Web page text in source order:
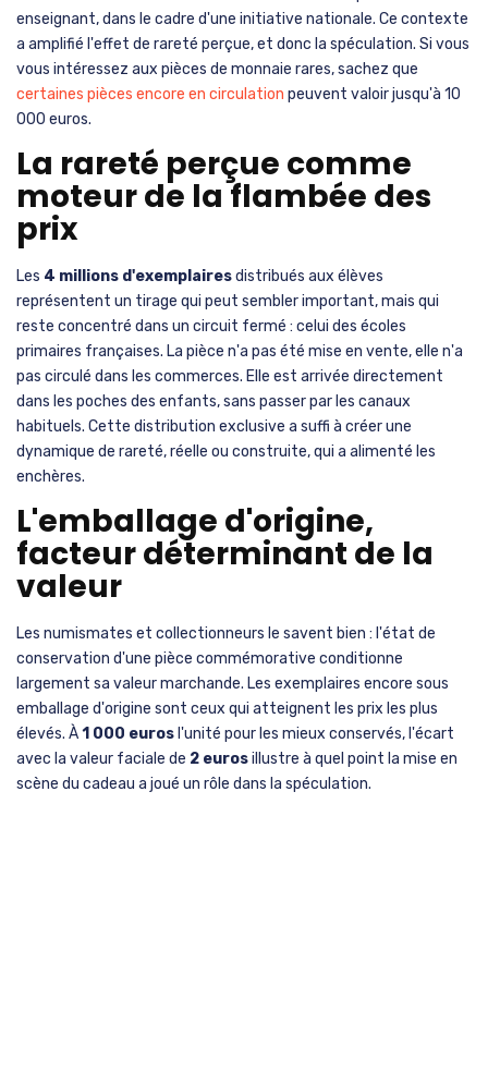
enseignant, dans le cadre d'une initiative nationale. Ce contexte
a amplifié l'effet de rareté perçue, et donc la spéculation. Si vous
vous intéressez aux pièces de monnaie rares, sachez que
certaines pièces encore en circulation peuvent valoir jusqu'à 10
000 euros.
La rareté perçue comme
moteur de la flambée des
prix
Les 4 millions d'exemplairesdistribués aux élèves
représentent un tirage qui peut sembler important, mais qui
reste concentré dans un circuit fermé : celui des écoles
primaires françaises. La pièce n'a pas été mise en vente, elle n'a
pas circulé dans les commerces. Elle est arrivée directement
dans les poches des enfants, sans passer par les canaux
habituels. Cette distribution exclusive a suffi à créer une
dynamique de rareté, réelle ou construite, qui a alimenté les
enchères.
L'emballage d'origine,
facteur déterminant de la
valeur
Les numismates et collectionneurs le savent bien : l'état de
conservation d'une pièce commémorative conditionne
largement sa valeur marchande. Les exemplaires encore sous
emballage d'origine sont ceux qui atteignent les prix les plus
élevés. À1 000 euros l'unité pour les mieux conservés, l'écart
avec la valeur faciale de 2 eurosillustre à quel point la mise en
scène du cadeau a joué un rôle dans la spéculation.